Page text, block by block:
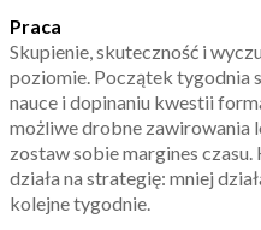
Praca
Skupienie, skuteczność i
poziomie. Początek tygodnia
nauce i dopinaniu kwestii
możliwe drobne zawirowania
zostaw sobie margines
działa na strategię: mniej
kolejne tygodnie.